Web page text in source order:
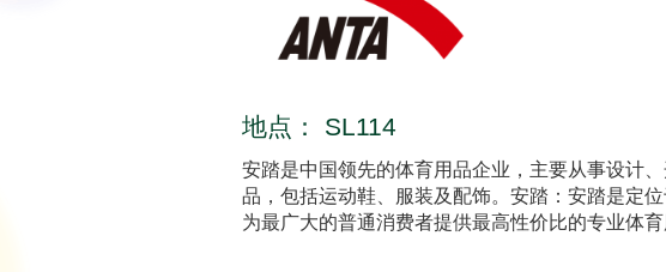
地点： SL114
安踏是中国领先的体育用品企业，主要从事设计
品，包括运动鞋、服装及配饰。安踏：安踏是定
为最广大的普通消费者提供最高性价比的专业体育